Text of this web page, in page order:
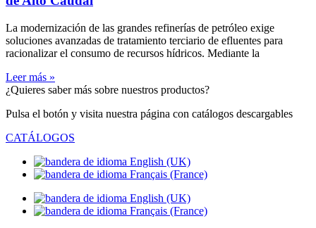
La modernización de las grandes refinerías de petróleo exige
soluciones avanzadas de tratamiento terciario de efluentes para
racionalizar el consumo de recursos hídricos. Mediante la
Leer más »
¿Quieres saber más sobre nuestros productos?
Pulsa el botón y visita nuestra página con catálogos descargables
CATÁLOGOS